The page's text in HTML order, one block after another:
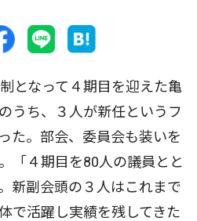
となって４期目を迎えた亀
うち、３人が新任というフ
た。部会、委員会も装いを
「４期目を80人の議員とと
新副会頭の３人はこれまで
で活躍し実績を残してきた